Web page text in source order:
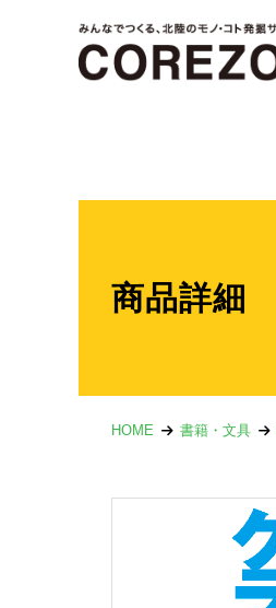
商品詳細
HOME 書籍・文具